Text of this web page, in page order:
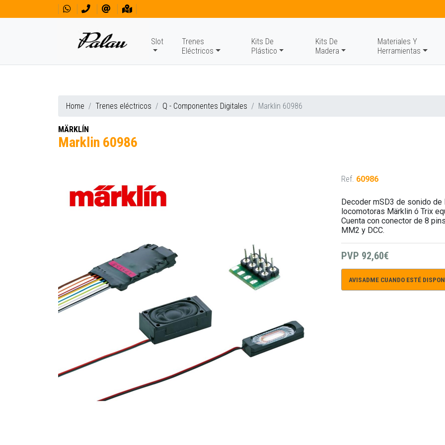
Slot
Trenes
Eléctricos
Kits De
Plástico
Kits De
Madera
Materiales Y
Herramientas
Home Trenes eléctricos Q - Componentes Digitales Marklin 60986
MÄRKLÍN
Marklin 60986
Ref. 60986
Decoder mSD3 de sonido
locomotoras Märklin ó Trix
Cuenta con conector de 8
MM2 y DCC.
PVP 92,60€
AVISADME CUANDO ESTÉ